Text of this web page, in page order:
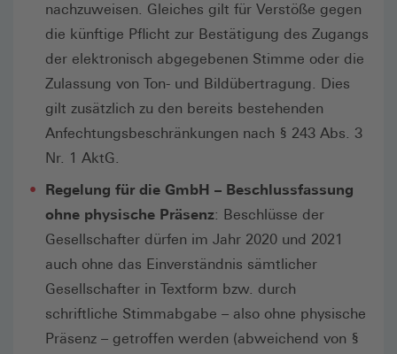
nachzuweisen. Gleiches gilt für Verstöße gegen
die künftige Pflicht zur Bestätigung des Zugangs
der elektronisch abgegebenen Stimme oder die
Zulassung von Ton- und Bildübertragung. Dies
gilt zusätzlich zu den bereits bestehenden
Anfechtungsbeschränkungen nach § 243 Abs. 3
Nr. 1 AktG.
Regelung für die GmbH – Beschlussfassung
ohne physische Präsenz: Beschlüsse der
Gesellschafter dürfen im Jahr 2020 und 2021
auch ohne das Einverständnis sämtlicher
Gesellschafter in Textform bzw. durch
schriftliche Stimmabgabe – also ohne physische
Präsenz – getroffen werden (abweichend von §